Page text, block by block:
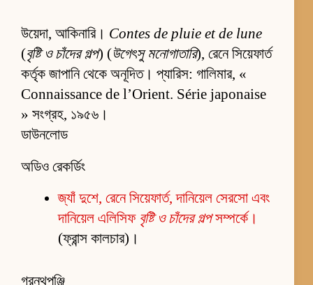
উয়েদা, আকিনারি। Contes de pluie et de lune
(বৃষ্টি ও চাঁদের গল্প) (উগেৎসু মনোগাতারি), রেনে সিয়েফার্ত
কর্তৃক জাপানি থেকে অনূদিত। প্যারিস: গালিমার, «
Connaissance de l’Orient. Série japonaise
» সংগ্রহ, ১৯৫৬।
ডাউনলোড
অডিও রেকর্ডিং
জ্যাঁ দুশে, রেনে সিয়েফার্ত, দানিয়েল সেরসো এবং
দানিয়েল এলিসিফ বৃষ্টি ও চাঁদের গল্পসম্পর্কে।
(ফ্রান্স কালচার)।
গ্রন্থপঞ্জি